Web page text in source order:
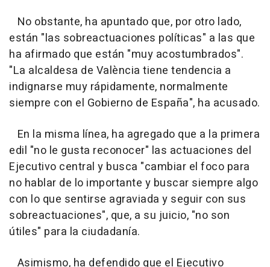
No obstante, ha apuntado que, por otro lado,
están "las sobreactuaciones políticas" a las que
ha afirmado que están "muy acostumbrados".
"La alcaldesa de València tiene tendencia a
indignarse muy rápidamente, normalmente
siempre con el Gobierno de España", ha acusado.
En la misma línea, ha agregado que a la primera
edil "no le gusta reconocer" las actuaciones del
Ejecutivo central y busca "cambiar el foco para
no hablar de lo importante y buscar siempre algo
con lo que sentirse agraviada y seguir con sus
sobreactuaciones", que, a su juicio, "no son
útiles" para la ciudadanía.
Asimismo, ha defendido que el Ejecutivo